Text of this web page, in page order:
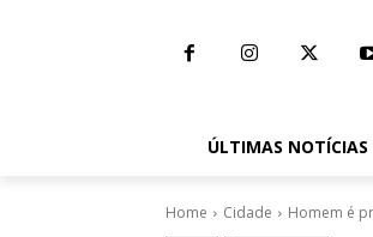
ÚLTIMAS NOTÍCIAS
Home Cidade Homem é